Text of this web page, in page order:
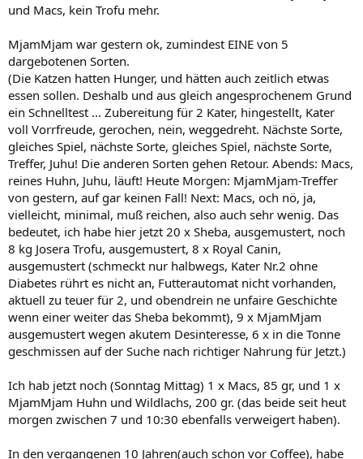
und Macs, kein Trofu mehr.
MjamMjam war gestern ok, zumindest EINE von 5
dargebotenen Sorten.
(Die Katzen hatten Hunger, und hätten auch zeitlich etwas
essen sollen. Deshalb und aus gleich angesprochenem Grund
ein Schnelltest ... Zubereitung für 2 Kater, hingestellt, Kater
voll Vorrfreude, gerochen, nein, weggedreht. Nächste Sorte,
gleiches Spiel, nächste Sorte, gleiches Spiel, nächste Sorte,
Treffer, Juhu! Die anderen Sorten gehen Retour. Abends: Macs,
reines Huhn, Juhu, läuft! Heute Morgen: MjamMjam-Treffer
von gestern, auf gar keinen Fall! Next: Macs, och nö, ja,
vielleicht, minimal, muß reichen, also auch sehr wenig. Das
bedeutet, ich habe hier jetzt 20 x Sheba, ausgemustert, noch
8 kg Josera Trofu, ausgemustert, 8 x Royal Canin,
ausgemustert (schmeckt nur halbwegs, Kater Nr.2 ohne
Diabetes rührt es nicht an, Futterautomat nicht vorhanden,
aktuell zu teuer für 2, und obendrein ne unfaire Geschichte
wenn einer weiter das Sheba bekommt), 9 x MjamMjam
ausgemustert wegen akutem Desinteresse, 6 x in die Tonne
geschmissen auf der Suche nach richtiger Nahrung für Jetzt.)
Ich hab jetzt noch (Sonntag Mittag) 1 x Macs, 85 gr, und 1 x
MjamMjam Huhn und Wildlachs, 200 gr. (das beide seit heut
morgen zwischen 7 und 10:30 ebenfalls verweigert haben).
In den vergangenen 10 Jahren(auch schon vor Coffee), habe